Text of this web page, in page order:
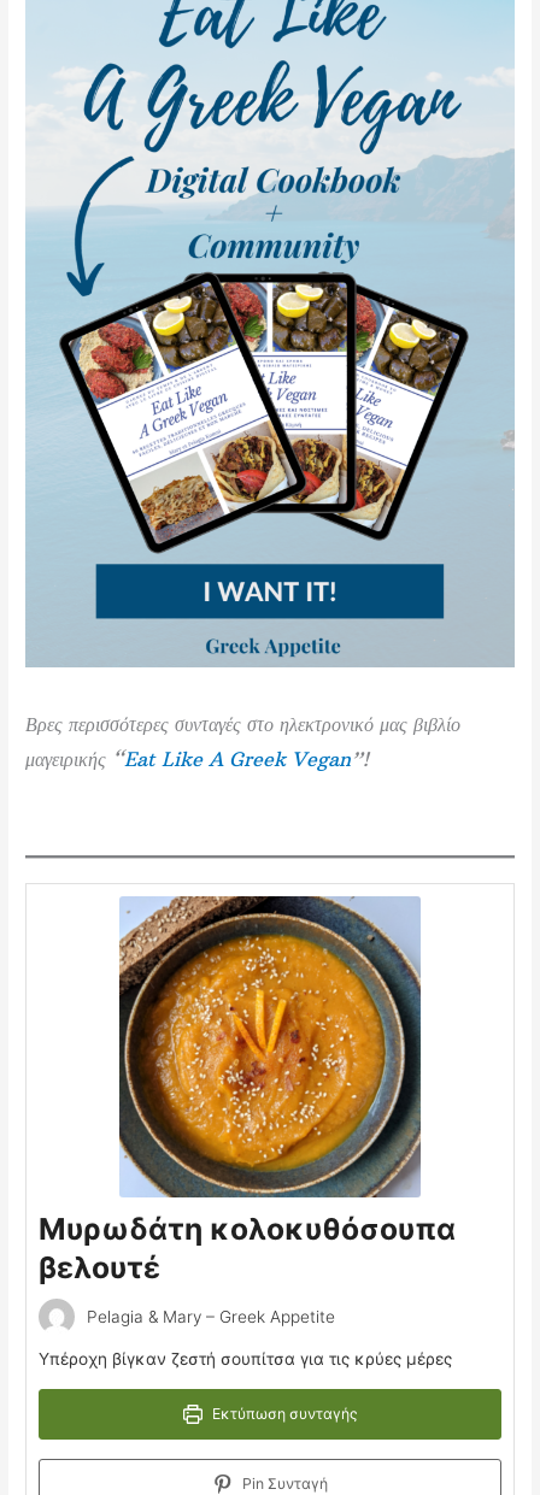
Βρες περισσότερες συνταγές στο ηλεκτρονικό μας βιβλίο
μαγειρικής “Eat Like A Greek Vegan”!
Μυρωδάτη κολοκυθόσουπα
βελουτέ
Pelagia & Mary – Greek Appetite
Υπέροχη βίγκαν ζεστή σουπίτσα για τις κρύες μέρες
Εκτύπωση συνταγής
Pin Συνταγή